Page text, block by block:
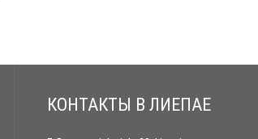
КОНТАКТЫ В ЛИЕПАЕ